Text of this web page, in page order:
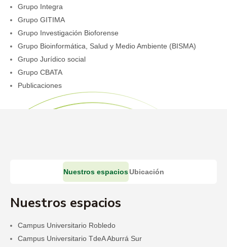
Grupo Integra
Grupo GITIMA
Grupo Investigación Bioforense
Grupo Bioinformática, Salud y Medio Ambiente (BISMA)
Grupo Jurídico social
Grupo CBATA
Publicaciones
Nuestros espacios Ubicación
Nuestros espacios
Campus Universitario Robledo
Campus Universitario TdeA Aburrá Sur